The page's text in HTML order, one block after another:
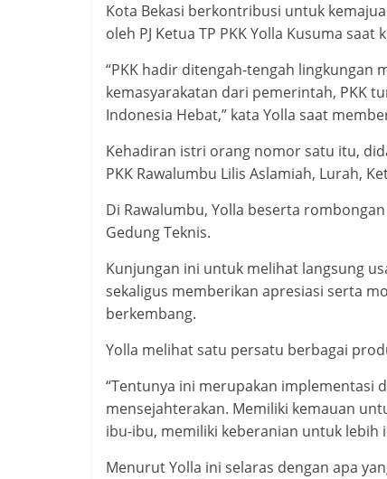
Kota Bekasi berkontribusi untuk
oleh PJ Ketua TP PKK Yolla Kusuma
“PKK hadir ditengah-tengah
kemasyarakatan dari pemerintah, PKK
Indonesia Hebat,” kata Yolla saat
Kehadiran istri orang nomor satu itu,
PKK Rawalumbu Lilis Aslamiah, Lurah,
Di Rawalumbu, Yolla beserta
Gedung Teknis.
Kunjungan ini untuk melihat langsung
sekaligus memberikan apresiasi serta
berkembang.
Yolla melihat satu persatu berbagai
“Tentunya ini merupakan implementasi
mensejahterakan. Memiliki kemauan
ibu-ibu, memiliki keberanian untuk lebih
Menurut Yolla ini selaras dengan apa